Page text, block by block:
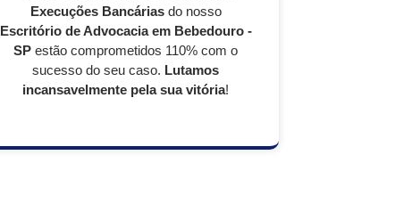
Execuções Bancáriasdo nosso
Escritório de Advocacia em Bebedouro -
SP estão comprometidos 110% com o
sucesso do seu caso. Lutamos
incansavelmente pela sua vitória!